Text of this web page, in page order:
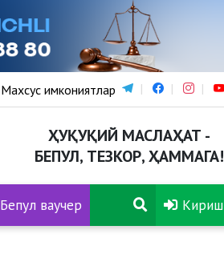
Махсус имкониятлар
ҲУҚУҚИЙ МАСЛАҲАТ -
БЕПУЛ, ТЕЗКОР, ҲАММАГА!
Бепул ваучер Кириш